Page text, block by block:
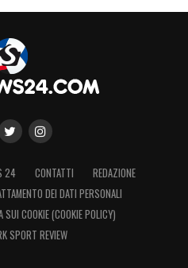
24 CONTATTI
REDAZIONE
DEI DATI PERSONALI
SUI COOKIE (COOKIE POLICY)
SPORT REVIEW